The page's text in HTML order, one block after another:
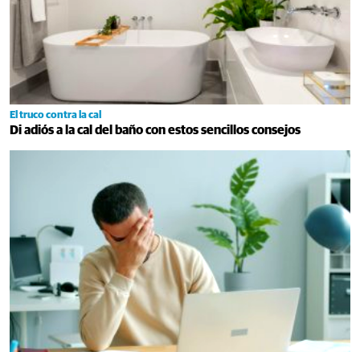
El truco contra la cal
Di adiós a la cal del baño con estos sencillos consejos